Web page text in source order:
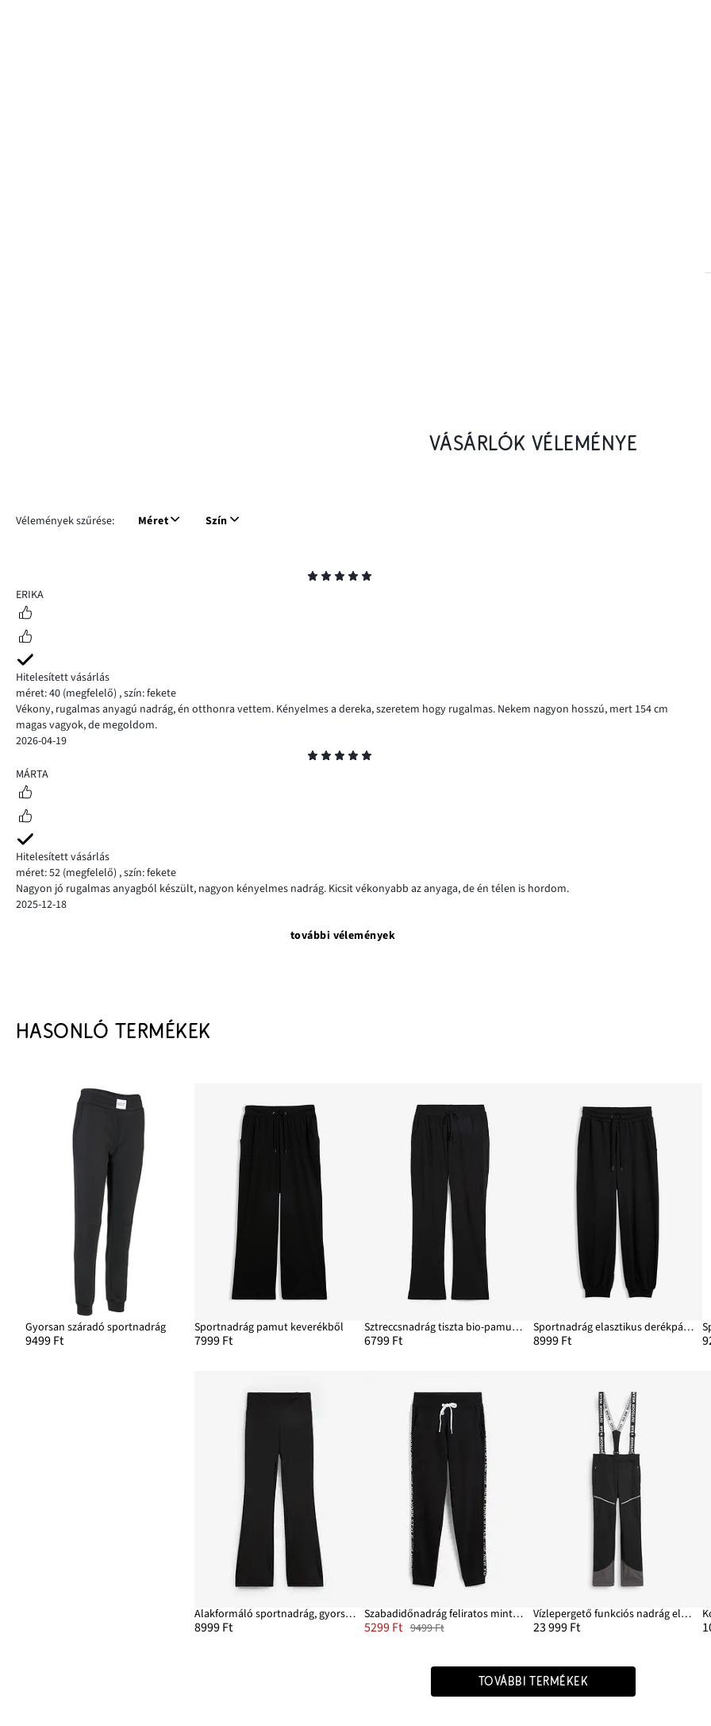
VÁSÁRLÓK VÉLEMÉNYE
Vélemények szűrése: Méret Szín
5
ERIKA
Hitelesített vásárlás
méret: 40 (megfelelő) ,szín: fekete
Vékony, rugalmas anyagú nadrág, én otthonra vettem. Kényelmes a dereka, szeretem hogy rugalmas. Nekem nagyon hosszú, mert 154 cm
magas vagyok, de megoldom.
2026-04-19
5
MÁRTA
Hitelesített vásárlás
méret: 52 (megfelelő) ,szín: fekete
Nagyon jó rugalmas anyagból készült, nagyon kényelmes nadrág. Kicsit vékonyabb az anyaga, de én télen is hordom.
2025-12-18
további vélemények
HASONLÓ TERMÉKEK
Gyorsan száradó sportnadrág
9499 Ft
Sportnadrág pamut keverékből
7999 Ft
Sztreccsnadrág tiszta bio-pamuttal
6799 Ft
Sportnadrág elasztikus derékpánttal
8999 Ft
Alakformáló sportnadrág, gyorsan szárad
8999 Ft
Szabadidőnadrág feliratos mintával
5299 Ft 9499 Ft
Vízlepergető funkciós nadrág elasztikus Softshell anyagból
23 999 Ft
TOVÁBBI TERMÉKEK